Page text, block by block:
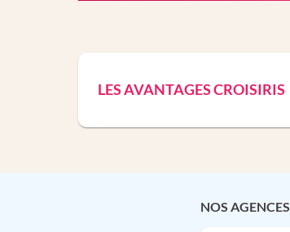
LES AVANTAGES CROISIRIS
NOS AGENCES